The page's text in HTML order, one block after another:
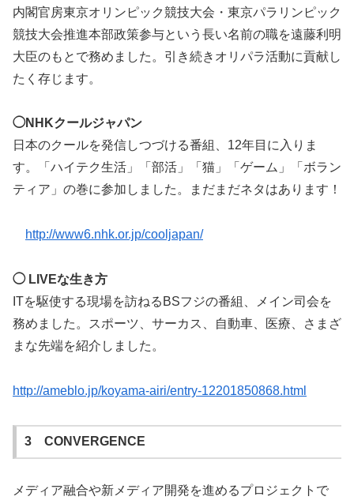
内閣官房東京オリンピック競技大会・東京パラリンピック
競技大会推進本部政策参与という長い名前の職を遠藤利明
大臣のもとで務めました。引き続きオリパラ活動に貢献し
たく存じます。
◯NHKクールジャパン
日本のクールを発信しつづける番組、12年目に入りま
す。「ハイテク生活」「部活」「猫」「ゲーム」「ボラン
ティア」の巻に参加しました。まだまだネタはあります！
http://www6.nhk.or.jp/cooljapan/
◯ LIVEな生き方
ITを駆使する現場を訪ねるBSフジの番組、メイン司会を
務めました。スポーツ、サーカス、自動車、医療、さまざ
まな先端を紹介しました。
http://ameblo.jp/koyama-airi/entry-12201850868.html
3 CONVERGENCE
メディア融合や新メディア開発を進めるプロジェクトで